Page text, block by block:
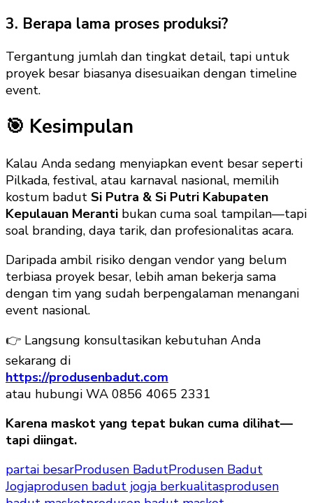
3. Berapa lama proses produksi?
Tergantung jumlah dan tingkat detail, tapi untuk
proyek besar biasanya disesuaikan dengan timeline
event.
🎯 Kesimpulan
Kalau Anda sedang menyiapkan event besar seperti
Pilkada, festival, atau karnaval nasional, memilih
kostum badut Si Putra & Si Putri Kabupaten
Kepulauan Meranti bukan cuma soal tampilan—tapi
soal branding, daya tarik, dan profesionalitas acara.
Daripada ambil risiko dengan vendor yang belum
terbiasa proyek besar, lebih aman bekerja sama
dengan tim yang sudah berpengalaman menangani
event nasional.
👉 Langsung konsultasikan kebutuhan Anda
sekarang di
https://produsenbadut.com
atau hubungi WA 0856 4065 2331
Karena maskot yang tepat bukan cuma dilihat—
tapi diingat.
partai besarProdusen BadutProdusen Badut
Jogjaprodusen badut jogja berkualitasprodusen